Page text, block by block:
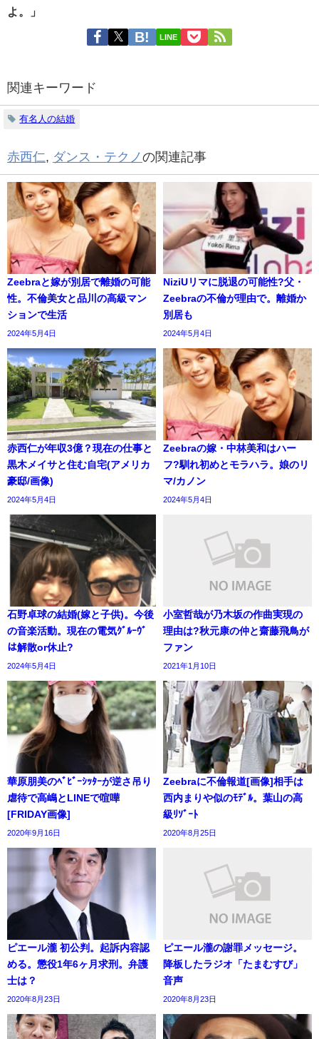
よ。」
LINE
関連キーワード
有名人の結婚
赤西仁, ダンス・テクノの関連記事
Zeebraと嫁が別居で離婚の可能
性。不倫美女と品川の高級マン
ションで生活
2024年5月4日
NiziUリマに脱退の可能性?父・
Zeebraの不倫が理由で。離婚か
別居も
2024年5月4日
赤西仁が年収3億？現在の仕事と
黒木メイサと住む自宅(アメリカ
豪邸/画像)
2024年5月4日
Zeebraの嫁・中林美和はハー
フ?馴れ初めとモラハラ。娘のリ
マ/カノン
2024年5月4日
石野卓球の結婚(嫁と子供)。今後
の音楽活動。現在の電気ｸﾞﾙｰｳﾞ
は解散or休止?
2024年5月4日
小室哲哉が乃木坂の作曲実現の
理由は?秋元康の仲と齋藤飛鳥が
ファン
2021年1月10日
華原朋美のﾍﾞﾋﾞｰｼｯﾀｰが逆さ吊り
虐待で高嶋とLINEで喧嘩
[FRIDAY画像]
2020年9月16日
Zeebraに不倫報道[画像]相手は
西内まりや似のﾓﾃﾞﾙ。葉山の高
級ﾘｿﾞｰﾄ
2020年8月25日
ピエール瀧 初公判。起訴内容認
める。懲役1年6ヶ月求刑。弁護
士は？
2020年8月23日
ピエール瀧の謝罪メッセージ。
降板したラジオ「たまむすび」
音声
2020年8月23日